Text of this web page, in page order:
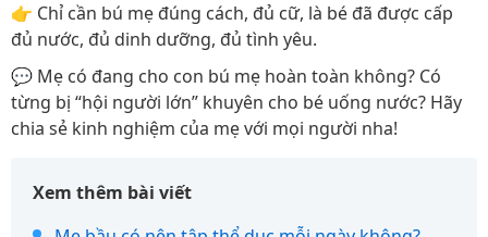
👉 Chỉ cần bú mẹ đúng cách, đủ cữ, là bé đã được cấp
đủ nước, đủ dinh dưỡng, đủ tình yêu.
💬 Mẹ có đang cho con bú mẹ hoàn toàn không? Có
từng bị “hội người lớn” khuyên cho bé uống nước? Hãy
chia sẻ kinh nghiệm của mẹ với mọi người nha!
Xem thêm bài viết